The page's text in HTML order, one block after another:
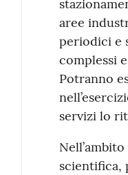
aree
periodici e
complessi
Potranno
servizi lo
scientifica,